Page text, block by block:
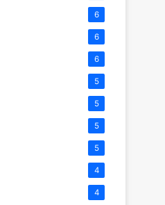
6
6
6
5
5
5
5
4
4